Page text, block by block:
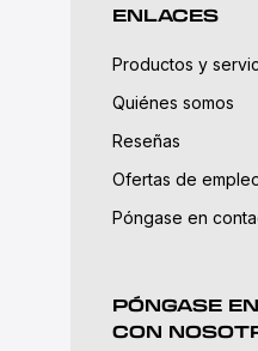
ENLACES
Productos y
Quiénes somos
Reseñas
Ofertas de
Póngase en
PÓNGASE
CON